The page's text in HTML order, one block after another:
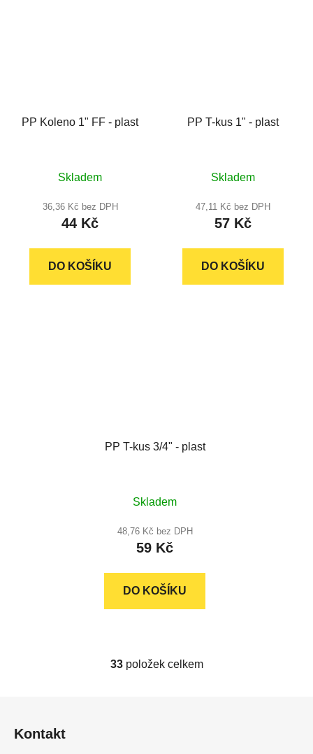
PP Koleno 1" FF - plast
Skladem
36,36 Kč bez DPH
44 Kč
DO KOŠÍKU
PP T-kus 1" - plast
Skladem
47,11 Kč bez DPH
57 Kč
DO KOŠÍKU
PP T-kus 3/4" - plast
Skladem
48,76 Kč bez DPH
59 Kč
DO KOŠÍKU
O
33položek celkem
Kontakt